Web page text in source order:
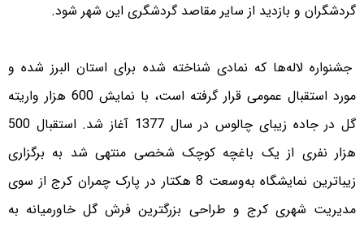
گردشگران و بازدید از سایر مقاصد گردشگری این شهر شود.
جشنواره لاله‌ها که نمادی شناخته شده برای استان البرز شده و
مورد استقبال عمومی قرار گرفته است، با نمایش 600 هزار واریته
گل در جاده زیبای چالوس در سال 1377 آغاز شد. استقبال 500
هزار نفری از یک باغچه کوچک شخصی منتهی شد به برگزاری
زیباترین نمایشگاه به‌وسعت 8 هکتار در پارک چمران کرج از سوی
مدیریت شهری کرج و طراحی بزرگترین فرش گل خاورمیانه به